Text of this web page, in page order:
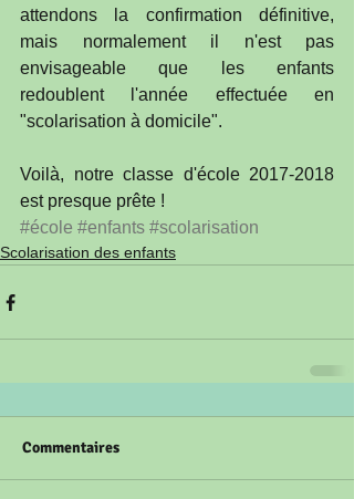
attendons la confirmation définitive,
mais normalement il n'est pas
envisageable que les enfants
redoublent l'année effectuée en
"scolarisation à domicile".
Voilà, notre classe d'école 2017-2018
est presque prête !
#école #enfants #scolarisation
Scolarisation des enfants
Commentaires